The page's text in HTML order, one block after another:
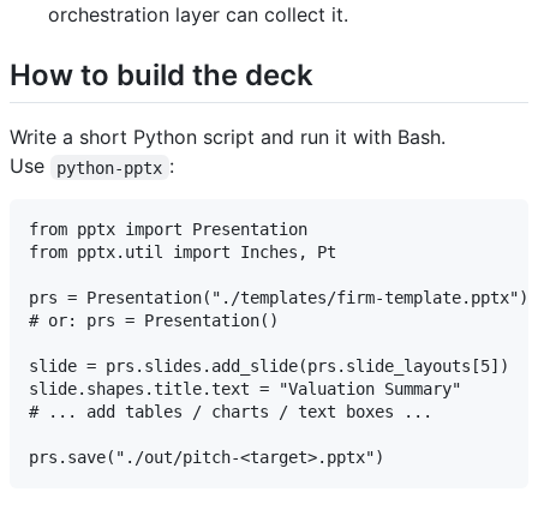
orchestration layer can collect it.
How to build the deck
Write a short Python script and run it with Bash.
Use
python-pptx :
from pptx import Presentation
from pptx.util import Inches, Pt
prs = Presentation("./templates/firm-
# or: prs = Presentation()
slide = prs.slides.add_slide(prs.slide_layouts[5])
slide.shapes.title.text = "Valuation Summary"
# ... add tables / charts / text boxes ...